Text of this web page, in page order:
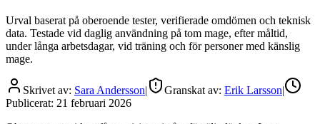
Urval baserat på oberoende tester, verifierade omdömen och teknisk
data. Testade vid daglig användning på tom mage, efter måltid,
under långa arbetsdagar, vid träning och för personer med känslig
mage.
Skrivet av: Sara Andersson| Granskat av: Erik Larsson|
Publicerat: 21 februari 2026